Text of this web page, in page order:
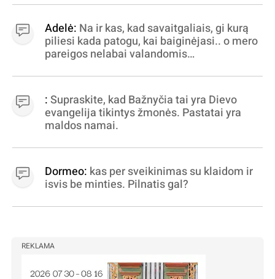
Adelė: Na ir kas, kad savaitgaliais, gi kurą
piliesi kada patogu, kai baiginėjasi.. o mero
pareigos nelabai valandomis
virpinimas, ieškokit kur milijonus vagia
dujininkai, elektros aferistai, stadionų
statytojai Vilnuje
:Supraskite, kad Bažnyčia tai yra Dievo
evangelija tikintys žmonės. Pastatai yra
maldos namai.
Dormeo: kas per sveikinimas su klaidom ir
isvis be minties. Pilnatis gal?
REKLAMA